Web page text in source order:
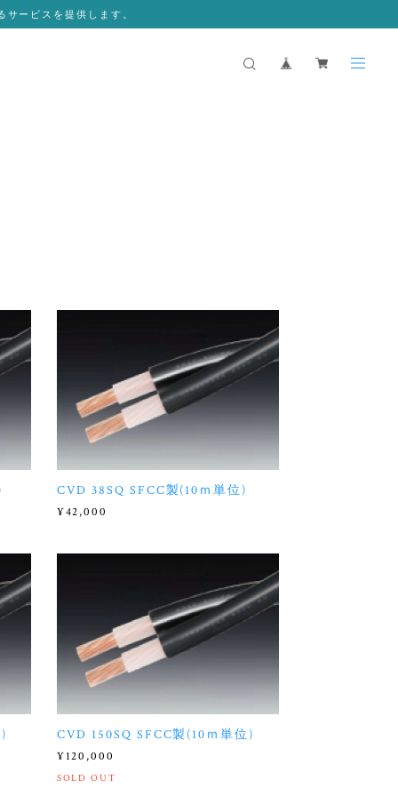
ービスを提供します。
CVD 38SQ SFCC製(10ｍ単位)
¥42,000
CVD 150SQ SFCC製(10ｍ単位)
¥120,000
SOLD OUT